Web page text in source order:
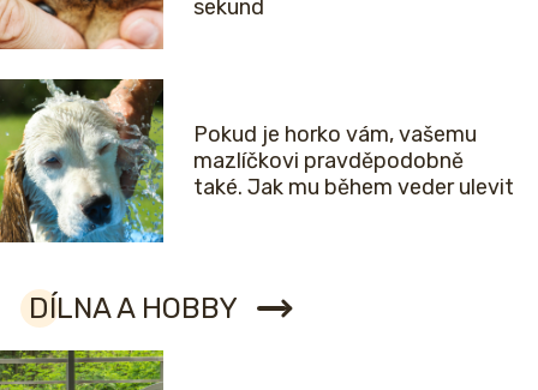
sekund
Pokud je horko vám, vašemu
mazlíčkovi pravděpodobně
také. Jak mu během veder ulevit
DÍLNA A HOBBY